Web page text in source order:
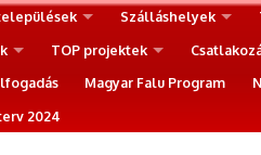
Szálláshelyek
TOP projektek
Magyar Falu Program
2024